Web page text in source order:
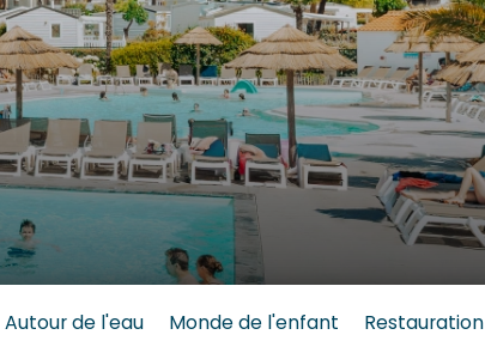
Autour de l'eau Monde de l'enfant Restauration